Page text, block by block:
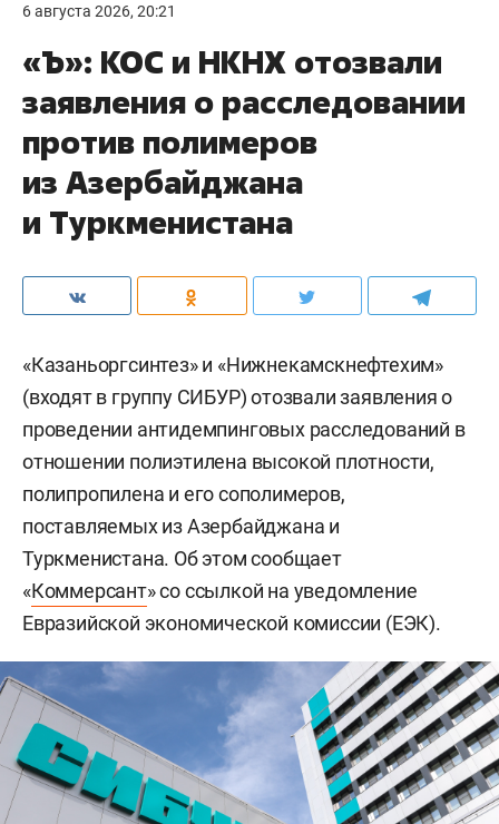
6 августа 2026, 20:21
«Ъ»: КОС и НКНХ отозвали
заявления о расследовании
против полимеров
из Азербайджана
и Туркменистана
«Казаньоргсинтез» и «Нижнекамскнефтехим»
(входят в группу СИБУР) отозвали заявления о
проведении антидемпинговых расследований в
отношении полиэтилена высокой плотности,
полипропилена и его сополимеров,
поставляемых из Азербайджана и
Туркменистана. Об этом сообщает
«Коммерсант» со ссылкой на уведомление
Евразийской экономической комиссии (ЕЭК).